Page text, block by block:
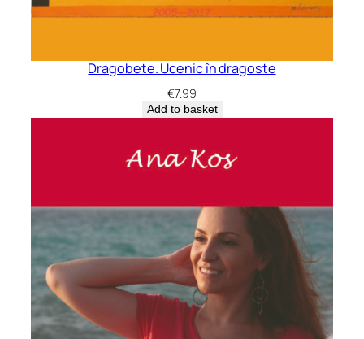
Dragobete. Ucenic în dragoste
€7.99
Add to basket